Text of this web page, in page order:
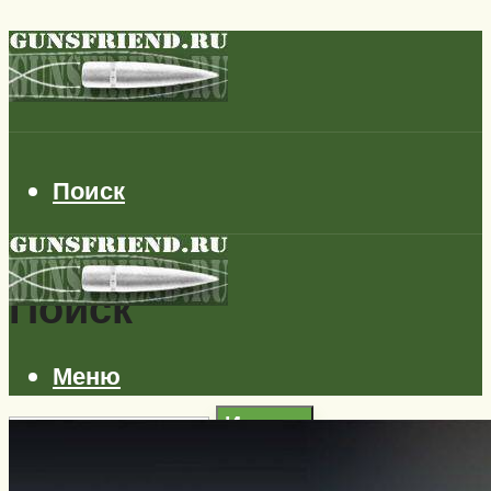
Поиск
Поиск
Искать
Меню